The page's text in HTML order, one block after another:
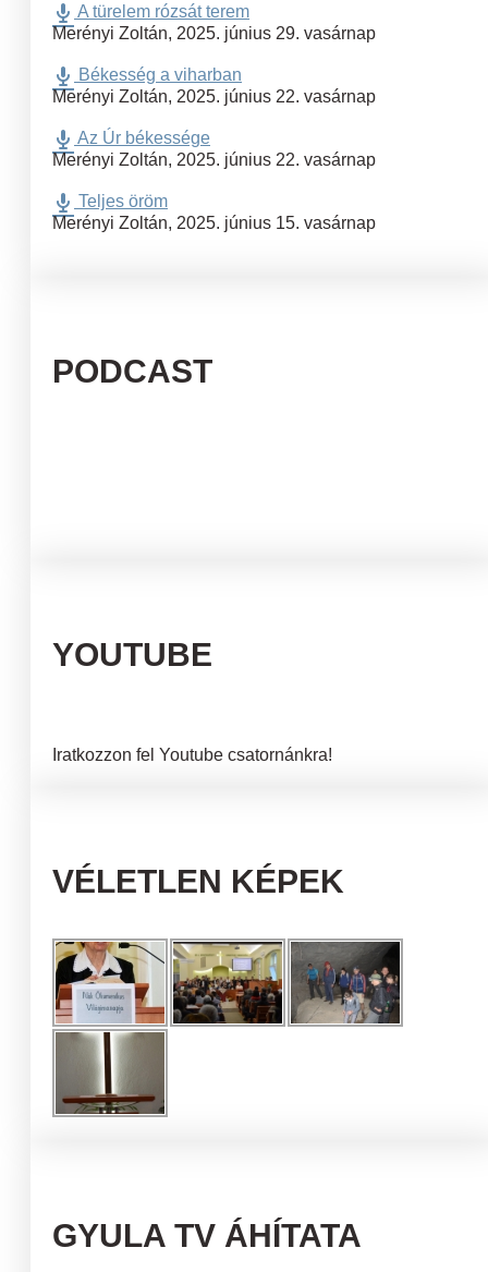
A türelem rózsát terem
Merényi Zoltán, 2025. június 29. vasárnap
Békesség a viharban
Merényi Zoltán, 2025. június 22. vasárnap
Az Úr békessége
Merényi Zoltán, 2025. június 22. vasárnap
Teljes öröm
Merényi Zoltán, 2025. június 15. vasárnap
PODCAST
YOUTUBE
Iratkozzon fel Youtube csatornánkra!
VÉLETLEN KÉPEK
GYULA TV ÁHÍTATA